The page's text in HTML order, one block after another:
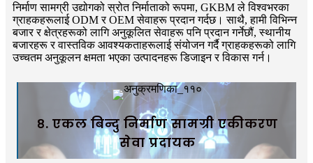
निर्माण सामग्री उद्योगको स्रोत निर्माताको रूपमा, GKBM ले विश्वभरका
ग्राहकहरूलाई ODM र OEM सेवाहरू प्रदान गर्दछ। साथै, हामी विभिन्न
बजार र क्षेत्रहरूको लागि अनुकूलित सेवाहरू पनि प्रदान गर्नेछौं, स्थानीय
बजारहरू र वास्तविक आवश्यकताहरूलाई संयोजन गर्दै ग्राहकहरूको लागि
उच्चतम अनुकूलन क्षमता भएका उत्पादनहरू डिजाइन र विकास गर्न।
८. एकल बिन्दु निर्माण सामग्री एकीकरण
सेवा प्रदायक